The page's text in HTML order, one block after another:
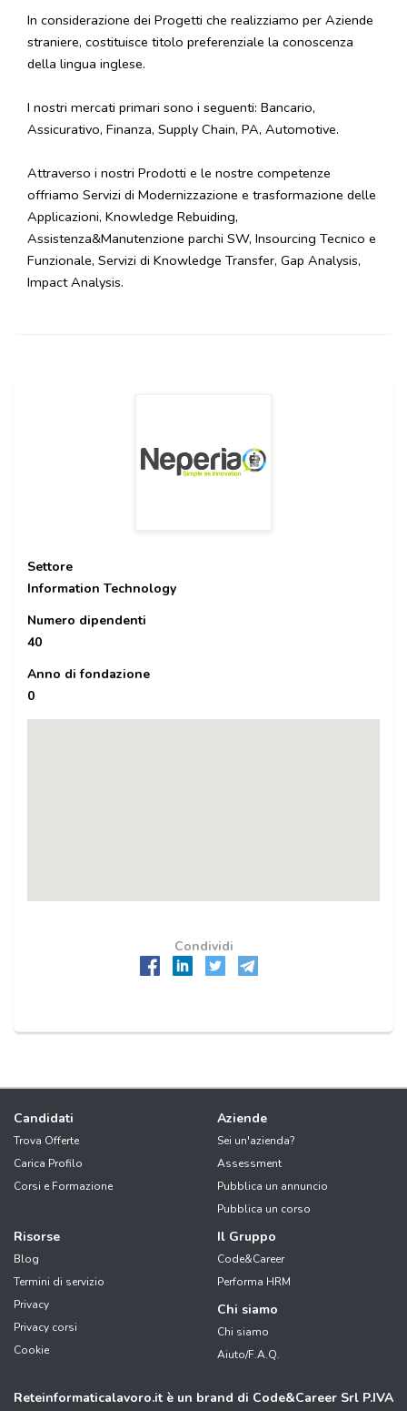
In considerazione dei Progetti che realizziamo per Aziende
straniere, costituisce titolo preferenziale la conoscenza
della lingua inglese.
I nostri mercati primari sono i seguenti: Bancario,
Assicurativo, Finanza, Supply Chain, PA, Automotive.
Attraverso i nostri Prodotti e le nostre competenze
offriamo Servizi di Modernizzazione e trasformazione delle
Applicazioni, Knowledge Rebuiding,
Assistenza&Manutenzione parchi SW, Insourcing Tecnico e
Funzionale, Servizi di Knowledge Transfer, Gap Analysis,
Impact Analysis.
Settore
Information Technology
Numero dipendenti
40
Anno di fondazione
0
Condividi
Candidati
Trova Offerte
Carica Profilo
Corsi e Formazione
Aziende
Sei un'azienda?
Assessment
Pubblica un annuncio
Pubblica un corso
Risorse
Blog
Termini di servizio
Privacy
Privacy corsi
Cookie
Il Gruppo
Code&Career
Performa HRM
Chi siamo
Chi siamo
Aiuto/F.A.Q.
Reteinformaticalavoro.it è un brand di Code&Career Srl P.IVA